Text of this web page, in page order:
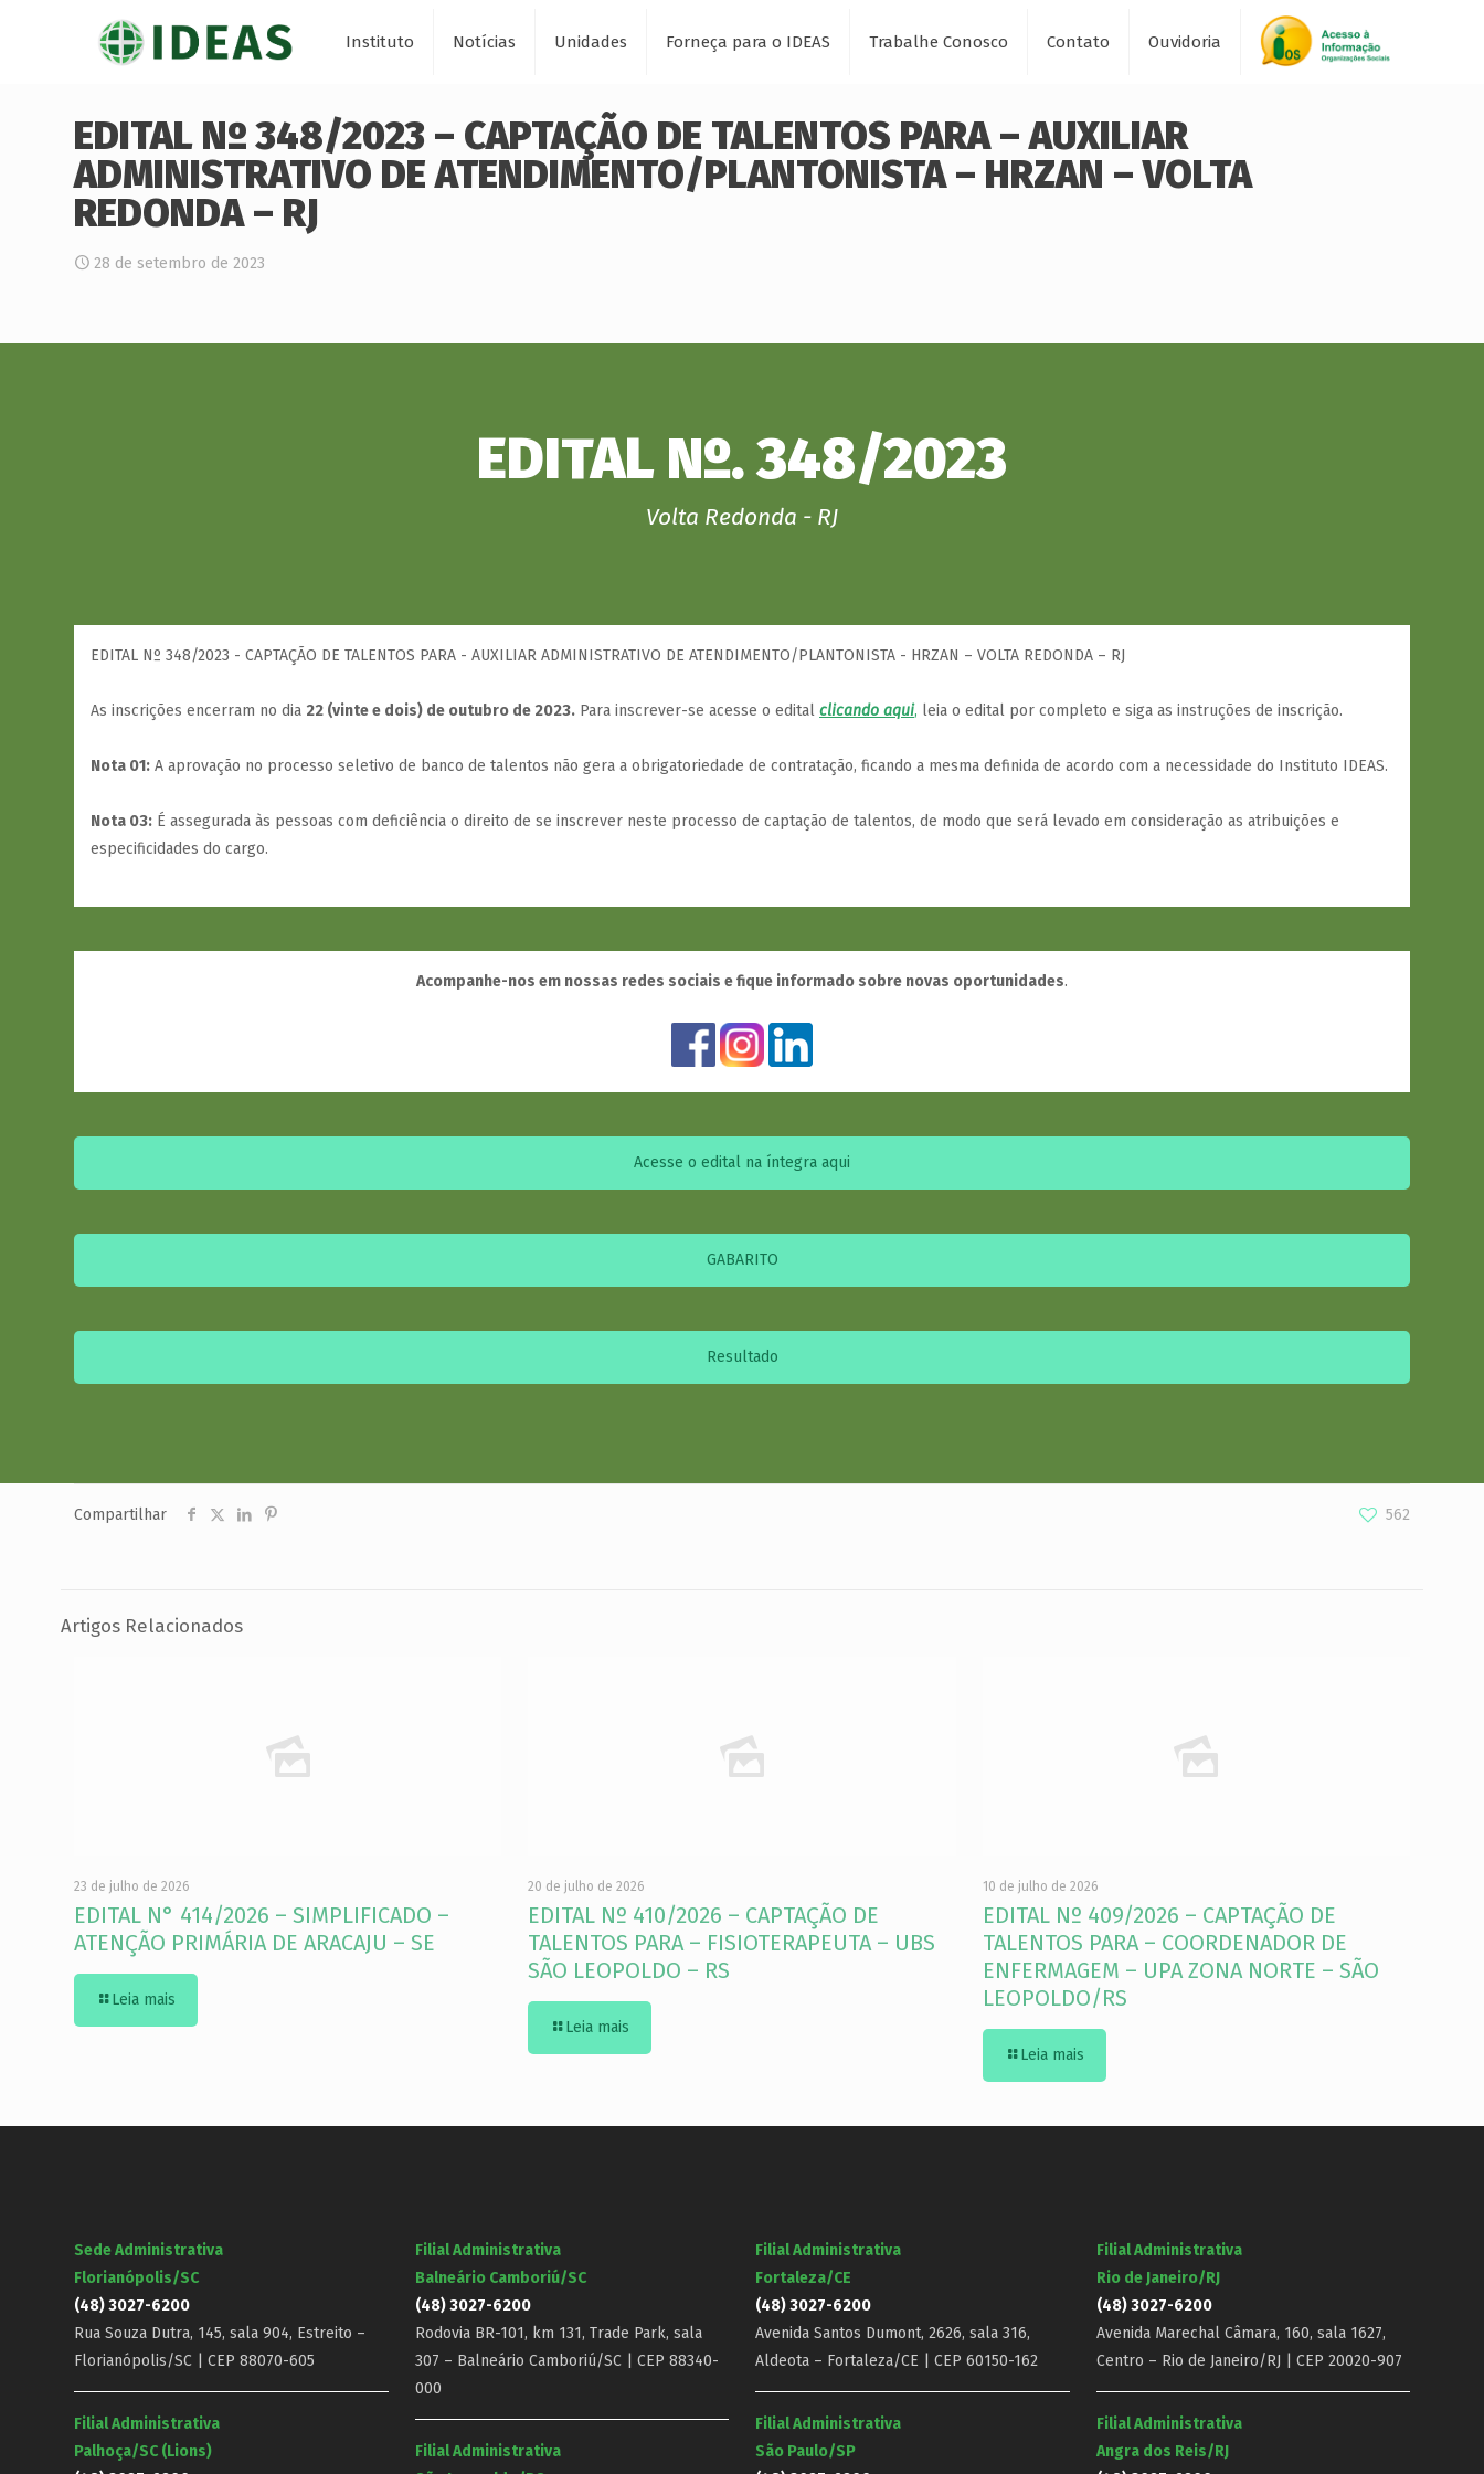
Instituto Notícias Unidades Forneça para o IDEAS Trabalhe Conosco Contato Ouvidoria
EDITAL Nº 348/2023 – CAPTAÇÃO DE TALENTOS PARA – AUXILIAR
ADMINISTRATIVO DE ATENDIMENTO/PLANTONISTA – HRZAN – VOLTA
REDONDA – RJ
28 de setembro de 2023
EDITAL Nº. 348/2023
Volta Redonda - RJ
EDITAL Nº 348/2023 - CAPTAÇÃO DE TALENTOS PARA - AUXILIAR ADMINISTRATIVO DE ATENDIMENTO/PLANTONISTA - HRZAN – VOLTA REDONDA – RJ
As inscrições encerram no dia 22 (vinte e dois) de outubro de 2023. Para inscrever-se acesse o edital clicando aqui, leia o edital por completo e siga as instruções de inscrição.
Nota 01: A aprovação no processo seletivo de banco de talentos não gera a obrigatoriedade de contratação, ficando a mesma definida de acordo com a necessidade do Instituto IDEAS.
Nota 03: É assegurada às pessoas com deficiência o direito de se inscrever neste processo de captação de talentos, de modo que será levado em consideração as atribuições e
especificidades do cargo.
Acompanhe-nos em nossas redes sociais e fique informado sobre novas oportunidades.
Acesse o edital na íntegra aqui
GABARITO
Resultado
Compartilhar 562
Artigos Relacionados
23 de julho de 2026
EDITAL N° 414/2026 – SIMPLIFICADO –
ATENÇÃO PRIMÁRIA DE ARACAJU – SE
Leia mais
20 de julho de 2026
EDITAL Nº 410/2026 – CAPTAÇÃO DE
TALENTOS PARA – FISIOTERAPEUTA – UBS
SÃO LEOPOLDO – RS
Leia mais
10 de julho de 2026
EDITAL Nº 409/2026 – CAPTAÇÃO DE
TALENTOS PARA – COORDENADOR DE
ENFERMAGEM – UPA ZONA NORTE – SÃO
LEOPOLDO/RS
Leia mais
Sede Administrativa
Florianópolis/SC
(48) 3027-6200
Rua Souza Dutra, 145, sala 904, Estreito –
Florianópolis/SC | CEP 88070-605
Filial Administrativa
Palhoça/SC (Lions)
Filial Administrativa
Balneário Camboriú/SC
(48) 3027-6200
Rodovia BR-101, km 131, Trade Park, sala
307 – Balneário Camboriú/SC | CEP 88340-
000
Filial Administrativa
Filial Administrativa
Fortaleza/CE
(48) 3027-6200
Avenida Santos Dumont, 2626, sala 316,
Aldeota – Fortaleza/CE | CEP 60150-162
Filial Administrativa
São Paulo/SP
Filial Administrativa
Rio de Janeiro/RJ
(48) 3027-6200
Avenida Marechal Câmara, 160, sala 1627,
Centro – Rio de Janeiro/RJ | CEP 20020-907
Filial Administrativa
Angra dos Reis/RJ